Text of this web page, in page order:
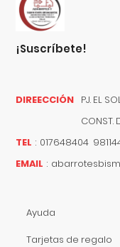
¡suscríbete!
DIREECCIÓN PJ. EL
CONST.
TEL : 017648404
EMAIL :
Ayuda
Tarjetas de regalo